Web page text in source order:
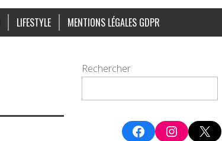
LIFESTYLE MENTIONS LÉGALES GDPR
Rechercher
FacebookInstagram
X